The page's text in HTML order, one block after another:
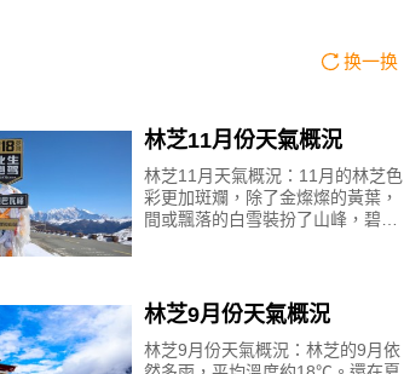
换一换
林芝11月份天氣概況
林芝11月天氣概況：11月的林芝色
彩更加斑斕，除了金燦燦的黃葉，
間或飄落的白雪裝扮了山峰，碧綠
林芝9月份天氣概況
林芝9月份天氣概況：林芝的9月依